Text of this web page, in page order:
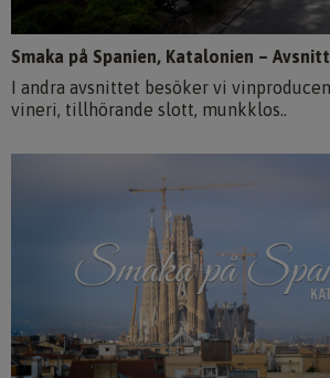
Smaka på Spanien, Katalonien –
I andra avsnittet besöker vi
vineri, tillhörande slott, munkklos..